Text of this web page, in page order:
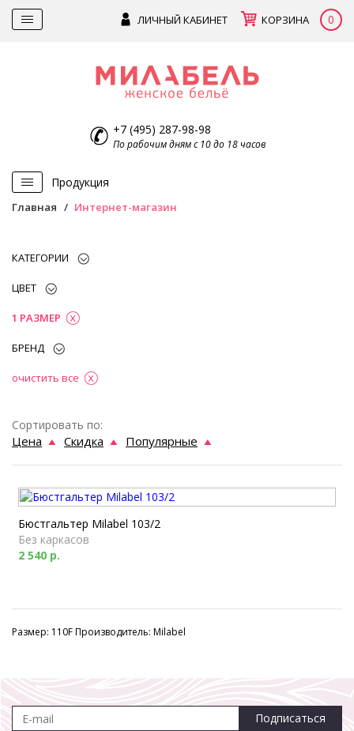
ЛИЧНЫЙ КАБИНЕТ КОРЗИНА 0
+7 (495) 287-98-98
По рабочим дням с 10 до 18 часов
Продукция
Главная Интернет-магазин
КАТЕГОРИИ
ЦВЕТ
1 РАЗМЕР
БРЕНД
очистить все
Сортировать по:
Цена Скидка Популярные
Бюстгальтер Milabel 103/2
Без каркасов
2 540 р.
Размер: 110F Производитель: Milabel
Подписаться